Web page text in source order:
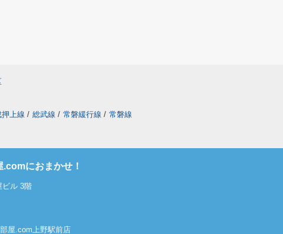
上線 / 総武線 / 常磐緩行線 / 常磐線
.comにおまかせ！
ビル 3階
屋.com上野駅前店